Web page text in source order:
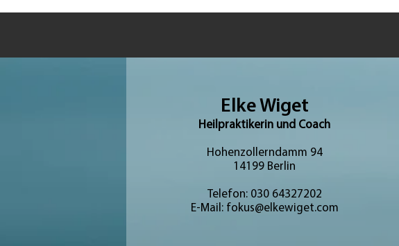
Elke Wiget
Heilpraktikerin und Coach
Hohenzollerndamm 94
14199 Berlin
Telefon: 030 64327202
E-Mail: fokus@elkewiget.com